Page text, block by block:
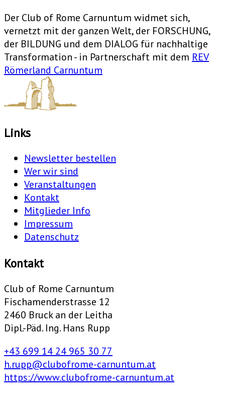
Der Club of Rome Carnuntum widmet sich,
vernetzt mit der ganzen Welt, der FORSCHUNG,
der BILDUNG und dem DIALOG für nachhaltige
Transformation - in Partnerschaft mit dem REV
Römerland Carnuntum
Links
Newsletter bestellen
Wer wir sind
Veranstaltungen
Kontakt
Mitglieder Info
Impressum
Datenschutz
Kontakt
Club of Rome Carnuntum
Fischamenderstrasse 12
2460 Bruck an der Leitha
Dipl.-Päd. Ing. Hans Rupp
+43 699 14 24 965 30 77
h.rupp@clubofrome-carnuntum.at
https://www.clubofrome-carnuntum.at